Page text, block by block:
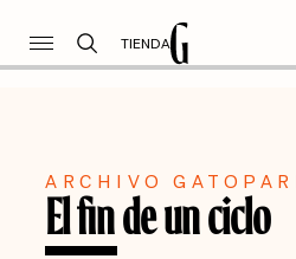
TIENDA
ARCHIVO
El fin de un ciclo